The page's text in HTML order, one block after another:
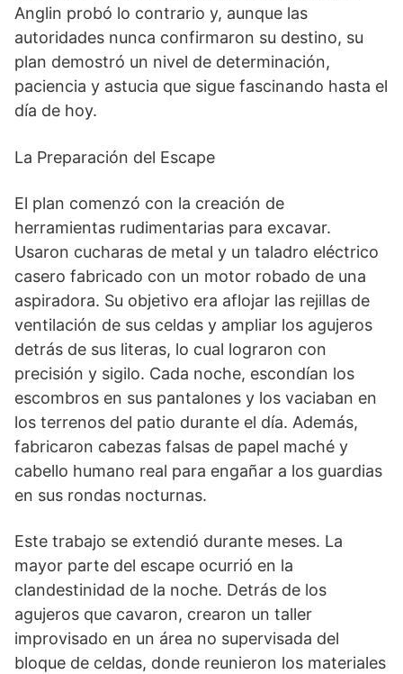
Anglin probó lo contrario y, aunque las
autoridades nunca confirmaron su destino, su
plan demostró un nivel de determinación,
paciencia y astucia que sigue fascinando hasta el
día de hoy.
La Preparación del Escape
El plan comenzó con la creación de
herramientas rudimentarias para excavar.
Usaron cucharas de metal y un taladro eléctrico
casero fabricado con un motor robado de una
aspiradora. Su objetivo era aflojar las rejillas de
ventilación de sus celdas y ampliar los agujeros
detrás de sus literas, lo cual lograron con
precisión y sigilo. Cada noche, escondían los
escombros en sus pantalones y los vaciaban en
los terrenos del patio durante el día. Además,
fabricaron cabezas falsas de papel maché y
cabello humano real para engañar a los guardias
en sus rondas nocturnas.
Este trabajo se extendió durante meses. La
mayor parte del escape ocurrió en la
clandestinidad de la noche. Detrás de los
agujeros que cavaron, crearon un taller
improvisado en un área no supervisada del
bloque de celdas, donde reunieron los materiales